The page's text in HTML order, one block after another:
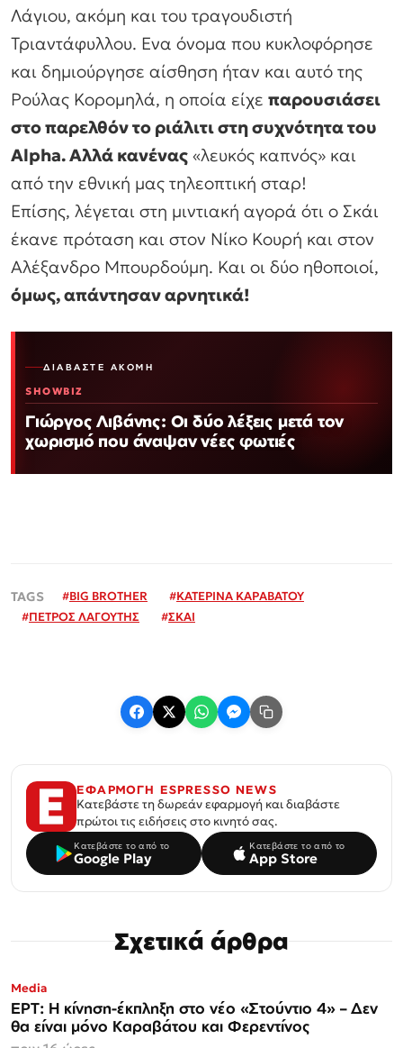
Λάγιου, ακόμη και του τραγουδιστή
Τριαντάφυλλου. Ενα όνομα που κυκλοφόρησε
και δημιούργησε αίσθηση ήταν και αυτό της
Ρούλας Κορομηλά, η οποία είχε παρουσιάσει
στο παρελθόν το ριάλιτι στη συχνότητα του
Alpha. Αλλά κανένας «λευκός καπνός» και
από την εθνική μας τηλεοπτική σταρ!
Eπίσης, λέγεται στη μιντιακή αγορά ότι ο Σκάι
έκανε πρόταση και στον Νίκο Κουρή και στον
Αλέξανδρο Μπουρδούμη. Και οι δύο ηθοποιοί,
όμως, απάντησαν αρνητικά!
ΔΙΑΒΆΣΤΕ ΑΚΌΜΗ
SHOWBIZ
Γιώργος Λιβάνης: Οι δύο λέξεις μετά τον
χωρισμό που άναψαν νέες φωτιές
#BIG BROTHER #ΚΑΤΕΡΙΝΑ ΚΑΡΑΒΑΤΟΥ
#ΠΕΤΡΟΣ ΛΑΓΟΥΤΗΣ #ΣΚΑΙ
ΕΦΑΡΜΟΓΗ ESPRESSO NEWS
Κατεβάστε τη δωρεάν εφαρμογή και διαβάστε
πρώτοι τις ειδήσεις στο κινητό σας.
Κατεβάστε το από το
Google Play
Κατεβάστε το από το
App Store
Σχετικά άρθρα
Media
ΕΡΤ: Η κίνηση-έκπληξη στο νέο «Στούντιο 4» – Δεν
θα είναι μόνο Καραβάτου και Φερεντίνος